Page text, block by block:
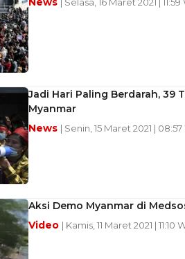
Jadi Hari Paling Berdarah, 39
Myanmar
News | Senin, 15 Maret 2021 | 08:57
Aksi Demo Myanmar di
Video | Kamis, 11 Maret 2021 | 11:10